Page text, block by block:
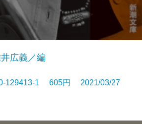
広義／編
129413-1 605円 2021/03/27